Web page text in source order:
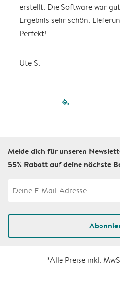
erstellt. Die Software war
Ergebnis sehr schön.
Perfekt!
Ute S.
filled-
Melde dich für unseren
55% Rabatt auf deine nächste
*Alle Preise inkl.